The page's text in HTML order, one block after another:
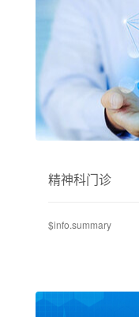
精神科门诊
$info.summary